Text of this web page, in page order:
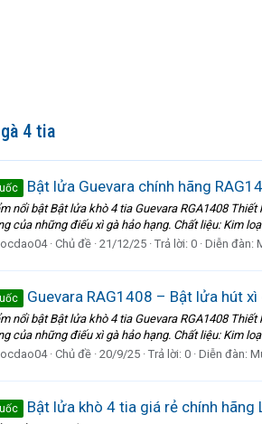
4 tia
Bật lửa Guevara chính hãng
nổi bật Bật lửa khò 4 tia Guevara RGA1408
của những điếu xì gà hảo hạng. Chất liệu: Kim
Chủ đề 21/12/25 Trả lời: 0 Diễn đàn:
Guevara RAG1408 – Bật lửa hút
nổi bật Bật lửa khò 4 tia Guevara RGA1408
của những điếu xì gà hảo hạng. Chất liệu: Kim
Chủ đề 20/9/25 Trả lời: 0 Diễn đàn:
Bật lửa khò 4 tia giá rẻ chính